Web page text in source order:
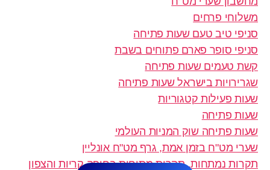
משלוחי פרחים
סניפי טיב טעם שעות פתיחה
סניפי סופר פארם פתוחים בשבת
קשת טעמים שעות פתיחה
שגרירויות בישראל שעות פתיחה
שעות פעילות קטגוריות
שעות פתיחה
שעות פתיחה שוק המניות העולמי
שערי מט"ח בזמן אמת, גרף מט"ח אונליין
תקרות נמתחות, תקרות מתוחות בחיפה קריות והצפון